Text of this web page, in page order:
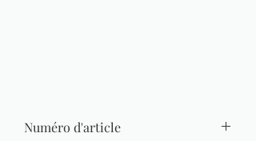
Numéro d'article